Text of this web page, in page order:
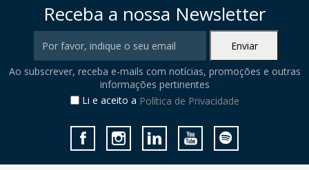
Receba a nossa Newsletter
Ao subscrever, receba e-mails com notícias, promoções e outras
informações pertinentes
Li e aceito a Política de Privacidade